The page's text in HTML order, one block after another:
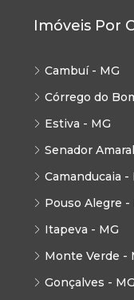
Imóveis Por
Cambuí - MG
Córrego do
Estiva - MG
Senador
Camanducaia -
Pouso Alegre -
Itapeva - MG
Monte Verde -
Gonçalves - MG